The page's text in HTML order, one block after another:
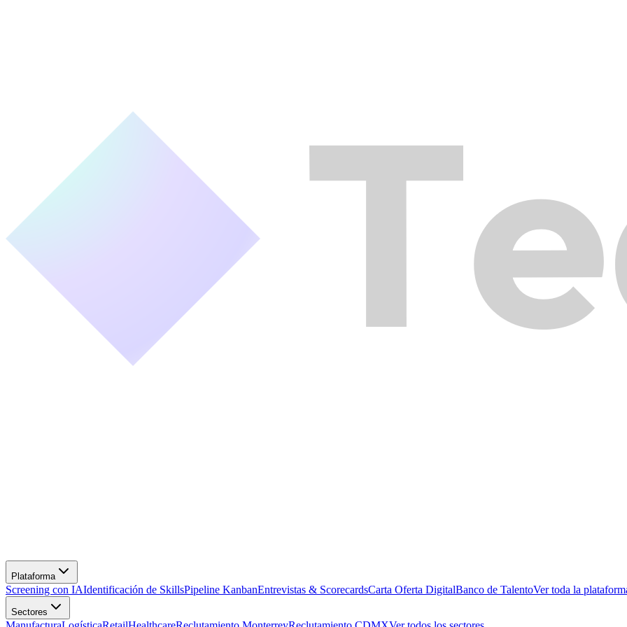
Screening con IAIdentificación de SkillsPipeline KanbanEntrevistas & ScorecardsCarta Oferta DigitalBanco de TalentoVer toda la